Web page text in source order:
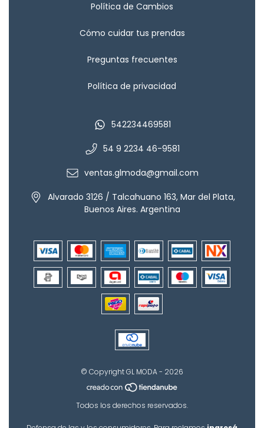
Política de Cambios
Cómo cuidar tus prendas
Preguntas frecuentes
Política de privacidad
542234469581
54 9 2234 46-9581
ventas.glmoda@gmail.com
Alvarado 3126 / Talcahuano 163, Mar del Plata,
Buenos Aires. Argentina
© Copyright GL MODA - 2026
Todos los derechos reservados.